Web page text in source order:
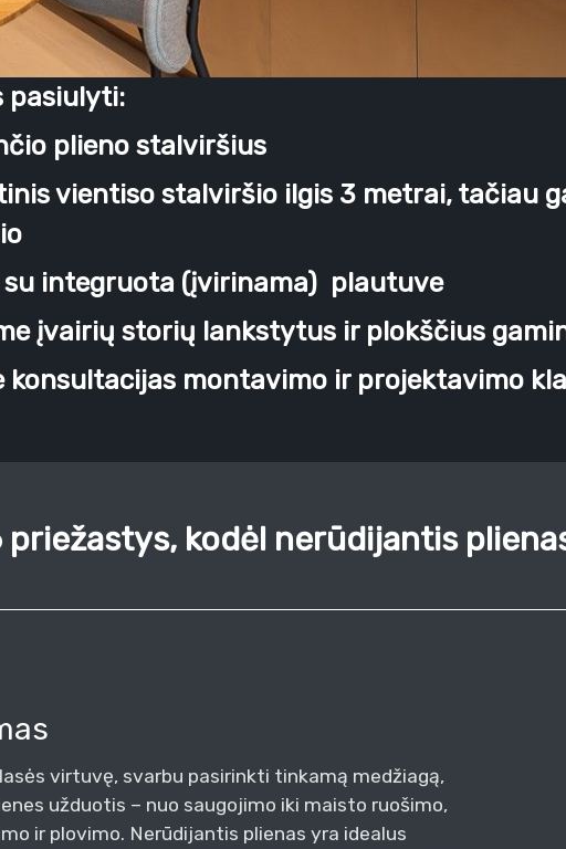
pasiulyti:
plieno stalviršius
vientiso stalviršio ilgis 3 metrai, tačiau
integruota (įvirinama) plautuve
įvairių storių lankstytus ir plokščius
konsultacijas montavimo ir projektavimo
priežastys, kodėl nerūdijantis
virtuvę, svarbu pasirinkti tinkamą medžiagą,
užduotis – nuo saugojimo iki maisto ruošimo,
ir plovimo. Nerūdijantis plienas yra idealus